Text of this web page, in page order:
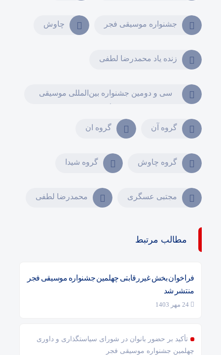
جشنواره موسیقی فجر چاوش
زنده یاد محمدرضا لطفی
سی و دومین جشنواره بین‌المللی موسیقی
فجر
گروه آن گروه ان
گروه چاوش گروه شیدا
مجتبی عسگری محمدرضا لطفی
مطالب مرتبط
فراخوان بخش غیررقابتی چهلمین جشنواره موسیقی فجر
منتشر شد
تأکید بر حضور بانوان در شورای سیاستگذاری و داوری
چهلمین جشنواره موسیقی فجر